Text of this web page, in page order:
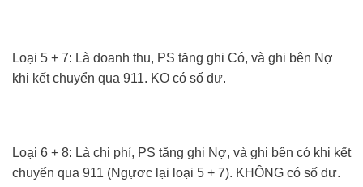
Loại 5 + 7: Là doanh thu, PS tăng ghi Có, và ghi bên Nợ
khi kết chuyển qua 911. KO có số dư.
Loại 6 + 8: Là chi phí, PS tăng ghi Nợ, và ghi bên có khi kết
chuyển qua 911 (Ngựơc lại loại 5 + 7). KHÔNG có số dư.